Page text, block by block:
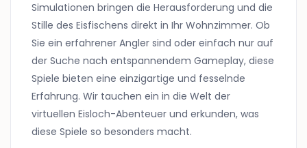
Simulationen bringen die Herausforderung und die
Stille des Eisfischens direkt in Ihr Wohnzimmer. Ob
Sie ein erfahrener Angler sind oder einfach nur auf
der Suche nach entspannendem Gameplay, diese
Spiele bieten eine einzigartige und fesselnde
Erfahrung. Wir tauchen ein in die Welt der
virtuellen Eisloch-Abenteuer und erkunden, was
diese Spiele so besonders macht.